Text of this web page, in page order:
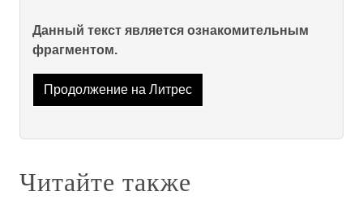
Данный текст является ознакомительным
фрагментом.
Продолжение на Литрес
Читайте также